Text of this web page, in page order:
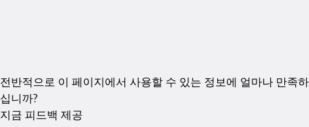
전반적으로 이 페이지에서 사용할 수 있는 정보에 얼마나 만족하
십니까?
지금 피드백 제공